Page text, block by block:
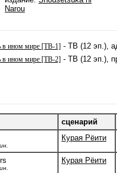
Narou
в ином мире [ТВ-1] - ТВ (12 эп.),
в ином мире [ТВ-2] - ТВ (12 эп.),
сценарий
Курая Рёити
Курая Рёити